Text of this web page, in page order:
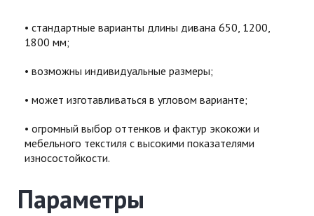
стандартные варианты длины дивана 650, 1200,
1800 мм;
возможны индивидуальные размеры;
может изготавливаться в угловом варианте;
огромный выбор оттенков и фактур экокожи и
мебельного текстиля с высокими показателями
износостойкости.
Параметры